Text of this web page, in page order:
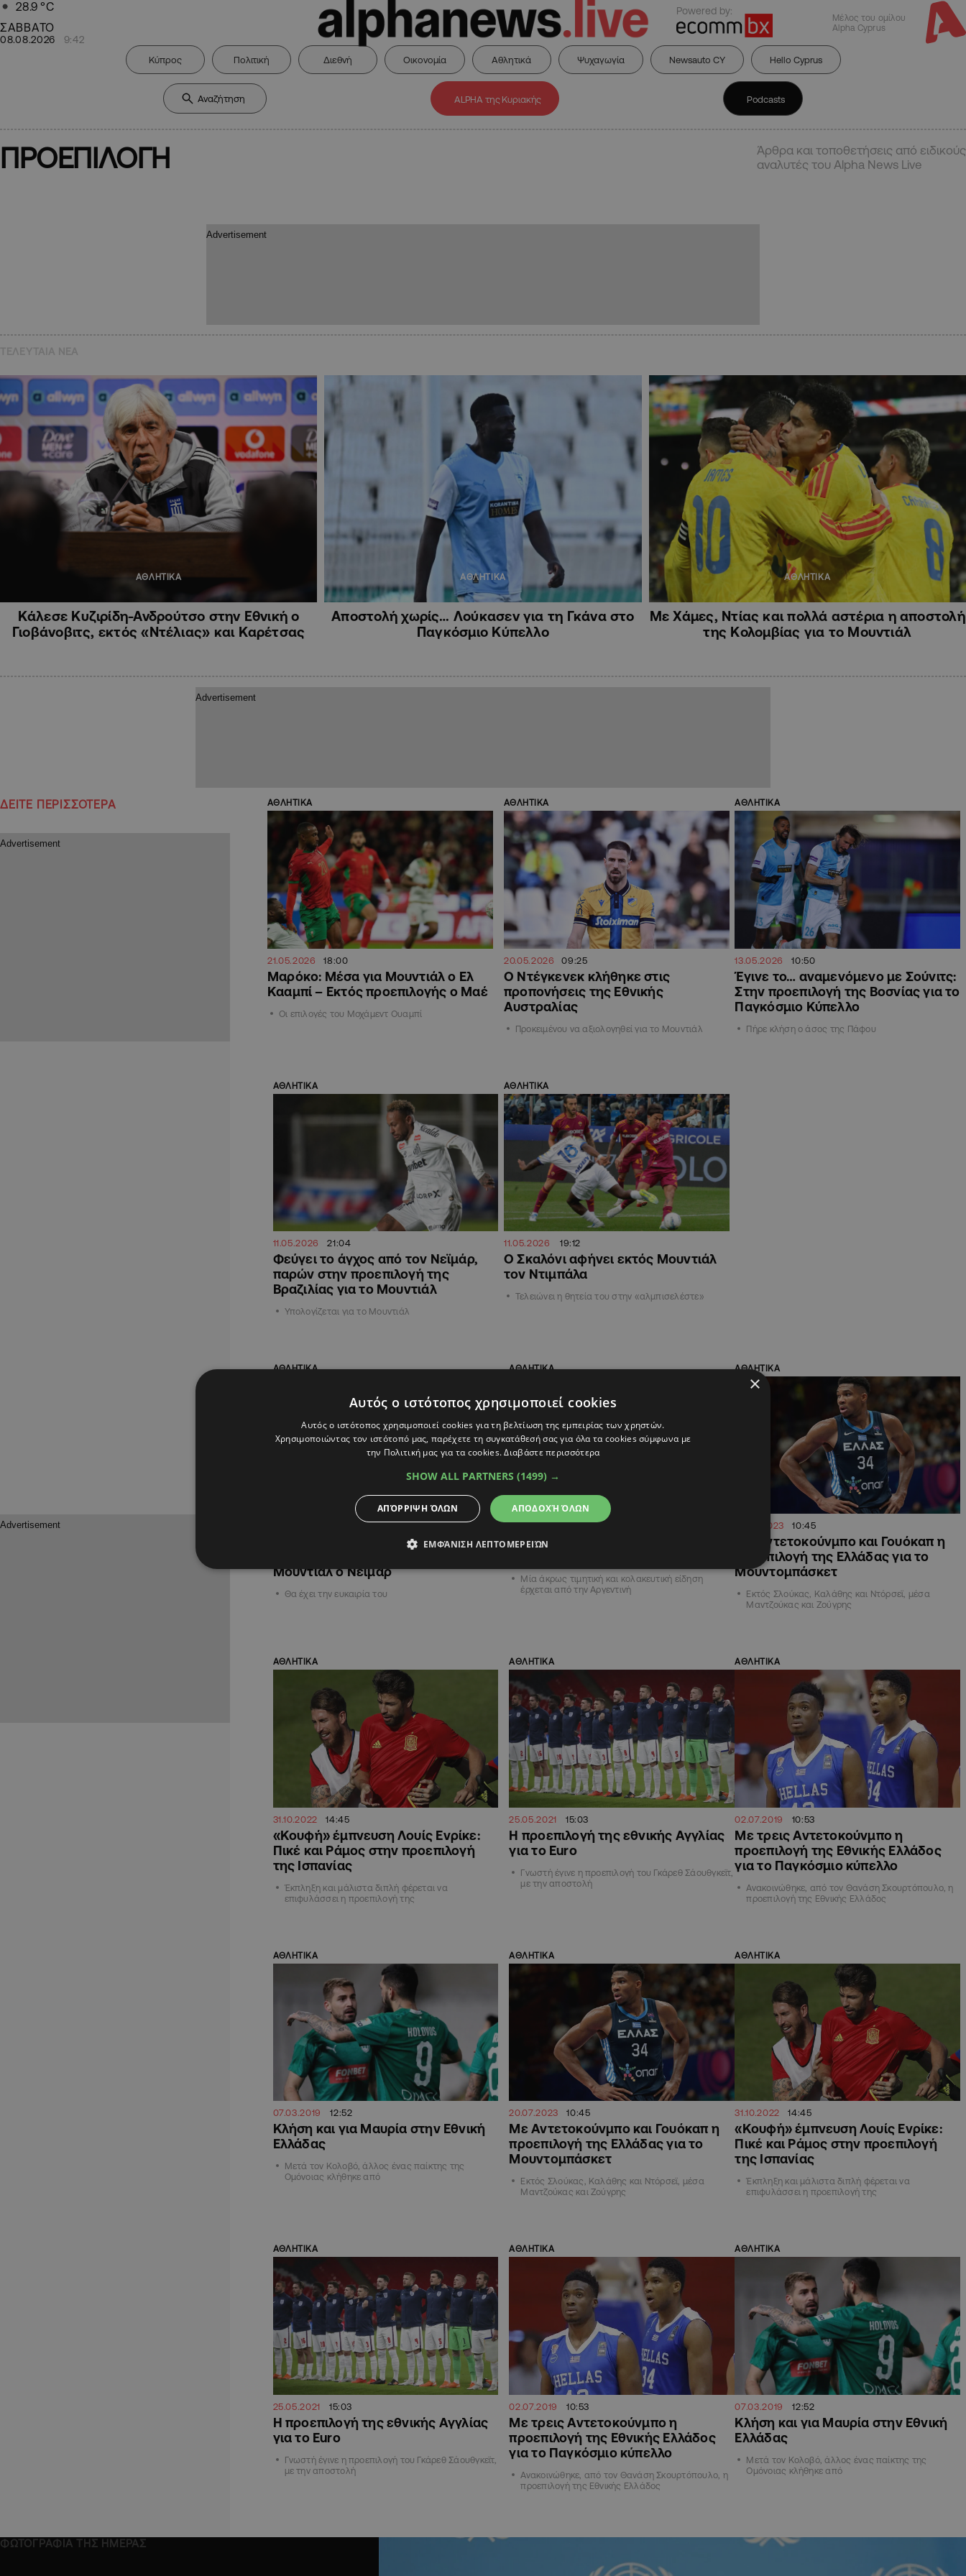
28.9 °C
ΣΑΒΒΑΤΟ
08.08.2026 9:42
Powered by:
Μέλος του ομίλου
Alpha Cyprus
Κύπρος Πολιτική Διεθνή Οικονομία Αθλητικά Ψυχαγωγία Newsauto CY Hello Cyprus
ALPHA της Κυριακής Podcasts
ΠΡΟΕΠΙΛΟΓΗ
Άρθρα και τοποθετήσεις από ειδικούς
αναλυτές του Alpha News Live
ΑΘΛΗΤΙΚΑ
Κάλεσε Κυζιρίδη-Ανδρούτσο στην Εθνική ο
Γιοβάνοβιτς, εκτός «Ντέλιας» και Καρέτσας
ΑΘΛΗΤΙΚΑ
Αποστολή χωρίς… Λούκασεν για τη Γκάνα στο
Παγκόσμιο Κύπελλο
ΑΘΛΗΤΙΚΑ
Με Χάμες, Ντίας και πολλά αστέρια η αποστολή
της Κολομβίας για το Μουντιάλ
ΔΕΙΤΕ ΠΕΡΙΣΣΟΤΕΡΑ ΑΘΛΗΤΙΚΑ
21.05.2026 18:00
Μαρόκο: Μέσα για Μουντιάλ ο Ελ
Κααμπί – Εκτός προεπιλογής ο Μαέ
Οι επιλογές του Μοχάμεντ Ουαμπί
ΑΘΛΗΤΙΚΑ
20.05.2026 09:25
Ο Ντέγκενεκ κλήθηκε στις
προπονήσεις της Εθνικής
Αυστραλίας
Προκειμένου να αξιολογηθεί για το Μουντιάλ
ΑΘΛΗΤΙΚΑ
13.05.2026 10:50
Έγινε το… αναμενόμενο με Σούνιτς:
Στην προεπιλογή της Βοσνίας για το
Παγκόσμιο Κύπελλο
Πήρε κλήση ο άσος της Πάφου
ΑΘΛΗΤΙΚΑ
11.05.2026 21:04
Φεύγει το άγχος από τον Νεϊμάρ,
παρών στην προεπιλογή της
Βραζιλίας για το Μουντιάλ
Υπολογίζεται για το Μουντιάλ
ΑΘΛΗΤΙΚΑ
11.05.2026 19:12
Ο Σκαλόνι αφήνει εκτός Μουντιάλ
τον Ντιμπάλα
Τελειώνει η θητεία του στην «αλμπισελέστε»
ΑΘΛΗΤΙΚΑ
Στην προεπιλογή της εθνικής
Μουντιάλ ο Νεϊμάρ
Θα έχει την ευκαιρία του
ΑΘΛΗΤΙΚΑ
11.11.2023 09:55
Στην προεπιλογή της εθνικής
Μία άκρως τιμητική και κολακευτική είδηση
έρχεται από την Αργεντινή
ΑΘΛΗΤΙΚΑ
20.07.2023 10:45
Με Αντετοκούνμπο και Γουόκαπ η
προεπιλογή της Ελλάδας για το
Μουντομπάσκετ
Εκτός Σλούκας, Καλάθης και Ντόρσεϊ, μέσα
Μαντζούκας και Ζούγρης
ΑΘΛΗΤΙΚΑ
31.10.2022 14:45
«Κουφή» έμπνευση Λουίς Ενρίκε:
Πικέ και Ράμος στην προεπιλογή
της Ισπανίας
Έκπληξη και μάλιστα διπλή φέρεται να
επιφυλάσσει η προεπιλογή της
ΑΘΛΗΤΙΚΑ
25.05.2021 15:03
Η προεπιλογή της εθνικής Αγγλίας
για το Euro
Γνωστή έγινε η προεπιλογή του Γκάρεθ Σάουθγκεϊτ,
με την αποστολή
ΑΘΛΗΤΙΚΑ
02.07.2019 10:53
Με τρεις Αντετοκούνμπο η
προεπιλογή της Εθνικής Ελλάδος
για το Παγκόσμιο κύπελλο
Ανακοινώθηκε, από τον Θανάση Σκουρτόπουλο, η
προεπιλογή της Εθνικής Ελλάδος
ΑΘΛΗΤΙΚΑ
07.03.2019 12:52
Κλήση και για Μαυρία στην Εθνική
Ελλάδας
Μετά τον Κολοβό, άλλος ένας παίκτης της
Ομόνοιας κλήθηκε από
ΑΘΛΗΤΙΚΑ
20.07.2023 10:45
Με Αντετοκούνμπο και Γουόκαπ η
προεπιλογή της Ελλάδας για το
Μουντομπάσκετ
Εκτός Σλούκας, Καλάθης και Ντόρσεϊ, μέσα
Μαντζούκας και Ζούγρης
ΑΘΛΗΤΙΚΑ
31.10.2022 14:45
«Κουφή» έμπνευση Λουίς Ενρίκε:
Πικέ και Ράμος στην προεπιλογή
της Ισπανίας
Έκπληξη και μάλιστα διπλή φέρεται να
επιφυλάσσει η προεπιλογή της
ΑΘΛΗΤΙΚΑ
25.05.2021 15:03
Η προεπιλογή της εθνικής Αγγλίας
για το Euro
Γνωστή έγινε η προεπιλογή του Γκάρεθ Σάουθγκεϊτ,
με την αποστολή
ΑΘΛΗΤΙΚΑ
02.07.2019 10:53
Με τρεις Αντετοκούνμπο η
προεπιλογή της Εθνικής Ελλάδος
για το Παγκόσμιο κύπελλο
Ανακοινώθηκε, από τον Θανάση Σκουρτόπουλο, η
προεπιλογή της Εθνικής Ελλάδος
ΑΘΛΗΤΙΚΑ
07.03.2019 12:52
Κλήση και για Μαυρία στην Εθνική
Ελλάδας
Μετά τον Κολοβό, άλλος ένας παίκτης της
Ομόνοιας κλήθηκε από
ΦΩΤΟΓΡΑΦΙΑ ΤΗΣ ΗΜΕΡΑΣ
×
Αυτός ο ιστότοπος χρησιμοποιεί cookies
Αυτός ο ιστότοπος χρησιμοποιεί cookies για τη βελτίωση της εμπειρίας των χρηστών.
Χρησιμοποιώντας τον ιστότοπό μας, παρέχετε τη συγκατάθεσή σας για όλα τα cookies σύμφωνα με
την Πολιτική μας για τα cookies.Διαβάστε περισσότερα
SHOW ALL PARTNERS (1499) →
ΑΠΟΔΟΧΉ ΌΛΩΝ
ΑΠΌΡΡΙΨΗ ΌΛΩΝ
ΕΜΦΆΝΙΣΗ ΛΕΠΤΟΜΕΡΕΙΏΝ